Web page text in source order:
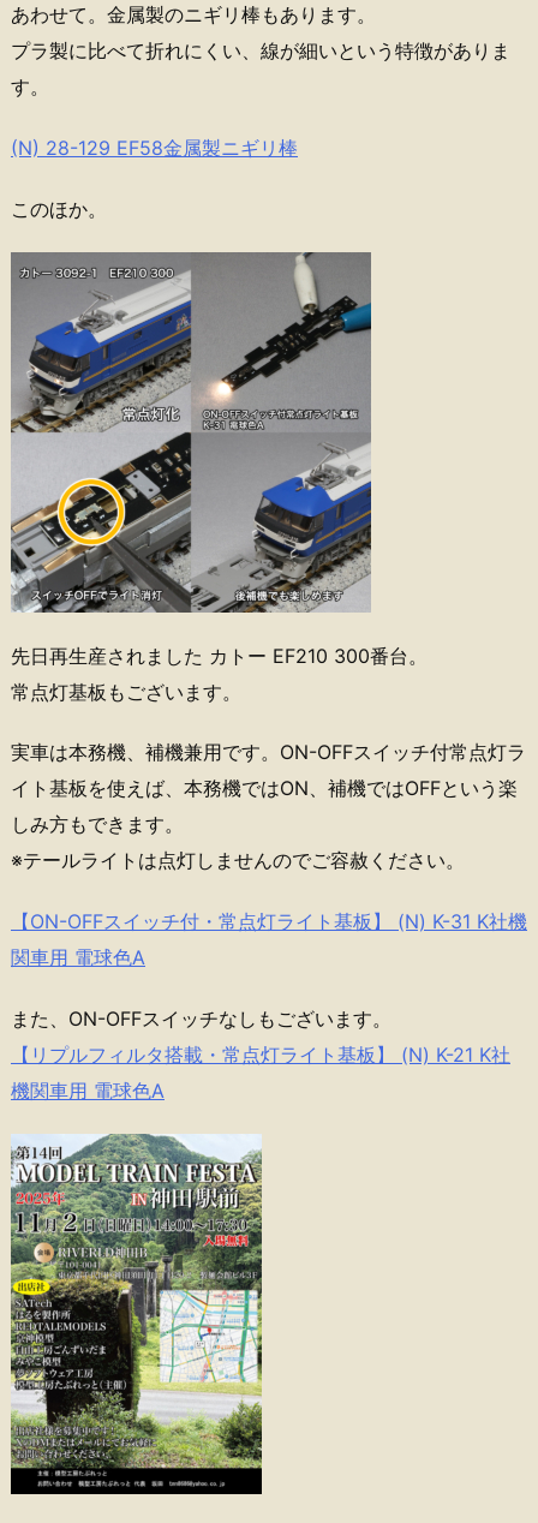
あわせて。金属製のニギリ棒もあります。
プラ製に比べて折れにくい、線が細いという特徴がありま
す。
(N) 28-129 EF58金属製ニギリ棒
このほか。
先日再生産されました カトー EF210 300番台。
常点灯基板もございます。
実車は本務機、補機兼用です。ON-OFFスイッチ付常点灯ラ
イト基板を使えば、本務機ではON、補機ではOFFという楽
しみ方もできます。
※テールライトは点灯しませんのでご容赦ください。
【ON-OFFスイッチ付・常点灯ライト基板】 (N) K-31 K社機
関車用 電球色A
また、ON-OFFスイッチなしもございます。
【リプルフィルタ搭載・常点灯ライト基板】 (N) K-21 K社
機関車用 電球色A